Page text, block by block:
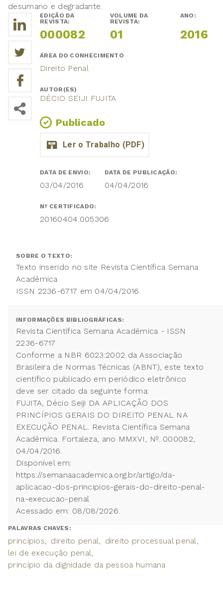
desumano e degradante.
EDIÇÃO DA
REVISTA:
000082
VOLUME DA
REVISTA:
01
ANO:
2016
ÁREA DO CONHECIMENTO
Direito Penal
AUTOR(ES)
DÉCIO SEIJI FUJITA
Publicado
DATA DE ENVIO:
03/04/2016
DATA DE PUBLICAÇÃO:
04/04/2016
Nº CERTIFICADO:
20160404.005306
SOBRE O TEXTO:
Texto inserido no site Revista Científica Semana
Acadêmica
ISSN 2236-6717 em 04/04/2016.
INFORMAÇÕES BIBLIOGRÁFICAS:
Revista Científica Semana Acadêmica - ISSN
2236-6717
Conforme a NBR 6023:2002 da Associação
Brasileira de Normas Técnicas (ABNT), este texto
científico publicado em periódico eletrônico
deve ser citado da seguinte forma:
FUJITA, Décio Seiji DA APLICAÇÃO DOS
PRINCÍPIOS GERAIS DO DIREITO PENAL NA
EXECUÇÃO PENAL. Revista Científica Semana
Acadêmica. Fortaleza, ano MMXVI, Nº. 000082,
04/04/2016.
Disponível em:
https://semanaacademica.org.br/artigo/da-
aplicacao-dos-principios-gerais-do-direito-penal-
na-execucao-penal
Acessado em: 08/08/2026.
PALAVRAS CHAVES:
princípios direito penal
direito processual penal
lei de execução penal
princípio da dignidade da pessoa humana